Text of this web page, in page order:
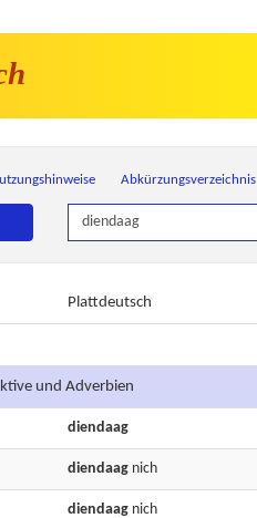
Abkürzungsverzeichnis
Plattdeutsch
und Adverbien
diendaag
diendaag nich
diendaag nich